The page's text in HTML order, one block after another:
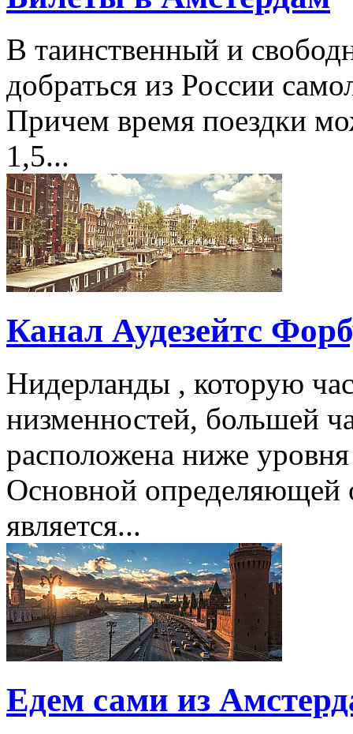
В таинственный и
добраться из России
Причем время поездки
1,5...
Канал Аудезейтс
Нидерланды , которую
низменностей, большей
расположена ниже
Основной определяющей
является...
Едем сами из